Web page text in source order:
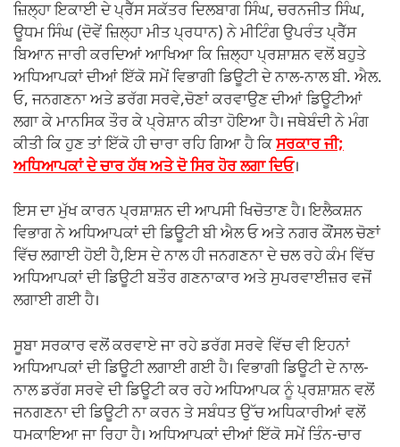
ਜ਼ਿਲ੍ਹਾ ਇਕਾਈ ਦੇ ਪ੍ਰੈੱਸ ਸਕੱਤਰ ਦਿਲਬਾਗ ਸਿੰਘ, ਚਰਨਜੀਤ ਸਿੰਘ,
ਊਧਮ ਸਿੰਘ (ਦੋਵੇਂ ਜ਼ਿਲ੍ਹਾ ਮੀਤ ਪ੍ਰਧਾਨ) ਨੇ ਮੀਟਿੰਗ ਉਪਰੰਤ ਪ੍ਰੈੱਸ
ਬਿਆਨ ਜਾਰੀ ਕਰਦਿਆਂ ਆਖਿਆ ਕਿ ਜ਼ਿਲ੍ਹਾ ਪ੍ਰਸ਼ਾਸ਼ਨ ਵਲੋਂ ਬਹੁਤੇ
ਅਧਿਆਪਕਾਂ ਦੀਆਂ ਇੱਕੋ ਸਮੇਂ ਵਿਭਾਗੀ ਡਿਊਟੀ ਦੇ ਨਾਲ-ਨਾਲ ਬੀ. ਐਲ.
ਓ, ਜਨਗਣਨਾ ਅਤੇ ਡਰੱਗ ਸਰਵੇ,ਚੋਣਾਂ ਕਰਵਾਉਣ ਦੀਆਂ ਡਿਊਟੀਆਂ
ਲਗਾ ਕੇ ਮਾਨਸਿਕ ਤੌਰ ਕੇ ਪ੍ਰੇਸ਼ਾਨ ਕੀਤਾ ਹੋਇਆ ਹੈ। ਜਥੇਬੰਦੀ ਨੇ ਮੰਗ
ਕੀਤੀ ਕਿ ਹੁਣ ਤਾਂ ਇੱਕੋ ਹੀ ਚਾਰਾ ਰਹਿ ਗਿਆ ਹੈ ਕਿਸਰਕਾਰ ਜੀ;
ਅਧਿਆਪਕਾਂ ਦੇ ਚਾਰ ਹੱਥ ਅਤੇ ਦੋ ਸਿਰ ਹੋਰ ਲਗਾ ਦਿਓ।
ਇਸ ਦਾ ਮੁੱਖ ਕਾਰਨ ਪ੍ਰਸ਼ਾਸ਼ਨ ਦੀ ਆਪਸੀ ਖਿਚੋਤਾਣ ਹੈ। ਇਲੈਕਸ਼ਨ
ਵਿਭਾਗ ਨੇ ਅਧਿਆਪਕਾਂ ਦੀ ਡਿਊਟੀ ਬੀ ਐਲ ਓ ਅਤੇ ਨਗਰ ਕੌਂਸਲ ਚੋਣਾਂ
ਵਿੱਚ ਲਗਾਈ ਹੋਈ ਹੈ,ਇਸ ਦੇ ਨਾਲ ਹੀ ਜਨਗਣਨਾ ਦੇ ਚਲ ਰਹੇ ਕੰਮ ਵਿੱਚ
ਅਧਿਆਪਕਾਂ ਦੀ ਡਿਊਟੀ ਬਤੌਰ ਗਣਨਾਕਾਰ ਅਤੇ ਸੁਪਰਵਾਈਜ਼ਰ ਵਜੋਂ
ਲਗਾਈ ਗਈ ਹੈ।
ਸੂਬਾ ਸਰਕਾਰ ਵਲੋਂ ਕਰਵਾਏ ਜਾ ਰਹੇ ਡਰੱਗ ਸਰਵੇ ਵਿੱਚ ਵੀ ਇਹਨਾਂ
ਅਧਿਆਪਕਾਂ ਦੀ ਡਿਊਟੀ ਲਗਾਈ ਗਈ ਹੈ। ਵਿਭਾਗੀ ਡਿਊਟੀ ਦੇ ਨਾਲ-
ਨਾਲ ਡਰੱਗ ਸਰਵੇ ਦੀ ਡਿਊਟੀ ਕਰ ਰਹੇ ਅਧਿਆਪਕ ਨੂੰ ਪ੍ਰਸ਼ਾਸ਼ਨ ਵਲੋਂ
ਜਨਗਣਨਾ ਦੀ ਡਿਊਟੀ ਨਾ ਕਰਨ ਤੇ ਸਬੰਧਤ ਉੱਚ ਅਧਿਕਾਰੀਆਂ ਵਲੋਂ
ਧਮਕਾਇਆ ਜਾ ਰਿਹਾ ਹੈ। ਅਧਿਆਪਕਾਂ ਦੀਆਂ ਇੱਕੋ ਸਮੇਂ ਤਿੰਨ-ਚਾਰ